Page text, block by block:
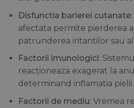
Disfunctia barierei cutanate
afectata permite pierderea
patrunderea iritantilor sau
Factorii imunologici:
reacționeaza exagerat la
determinand inflamatia pielii.
Factorii de mediu: Vremea